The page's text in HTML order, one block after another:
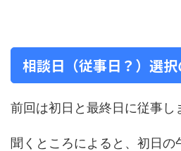
相談日（従事日？）選
前回は初日と最終日に従事し
聞くところによると、初日の